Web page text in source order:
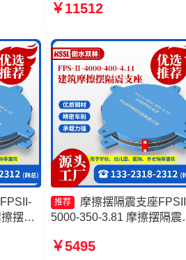
FPSII-1000-350-3.81厂家
￥11512
摆隔
摩擦
推荐
摩擦摆隔震支座
5000-350-3.81 摩擦摆隔震
工厂 摩擦摆隔震支座FPSII-
￥5495